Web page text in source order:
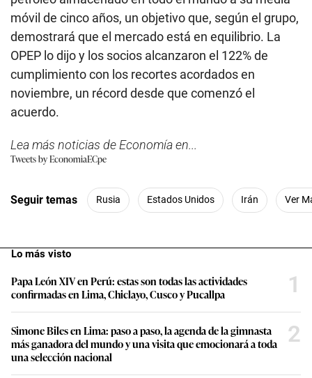
móvil de cinco años, un objetivo que, según el grupo,
demostrará que el mercado está en equilibrio. La
OPEP lo dijo y los socios alcanzaron el 122% de
cumplimiento con los recortes acordados en
noviembre, un récord desde que comenzó el
acuerdo.
Lea más noticias de Economía en...
Tweets by EconomiaECpe
Seguir temas Rusia Estados Unidos Irán Ver
Lo más visto
Papa León XIV en Perú: estas son todas las actividades
confirmadas en Lima, Chiclayo, Cusco y Pucallpa
1
Simone Biles en Lima: paso a paso, la agenda de la gimnasta
más ganadora del mundo y una visita que emocionará a toda
una selección nacional
2